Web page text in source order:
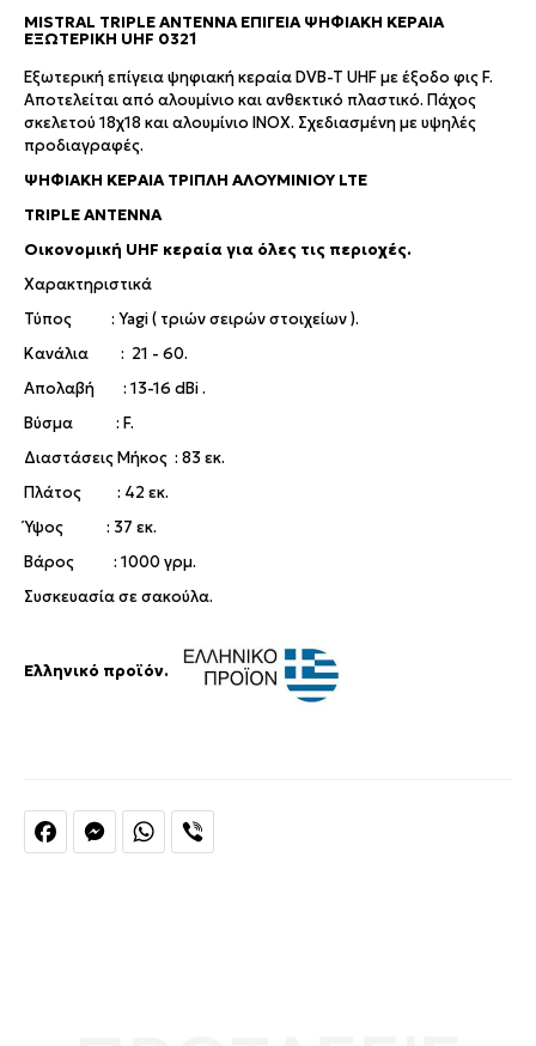
FacebookMessengerWhatsApp
MISTRAL TRIPLE ANTENNA ΕΠΊΓΕΙΑ ΨΗΦΙΑΚΉ ΚΕΡΑΊΑ
ΕΞΩΤΕΡΙΚΉ UHF 0321
Εξωτερική επίγεια ψηφιακή κεραία DVB-T UHF με έξοδο φις F.
Αποτελείται από αλουμίνιο και ανθεκτικό πλαστικό. Πάχος
σκελετού 18χ18 και αλουμίνιο INOX. Σχεδιασμένη με υψηλές
προδιαγραφές.
ΨΗΦΙΑΚΗ ΚΕΡΑΙΑ ΤΡΙΠΛΗ ΑΛΟΥΜΙΝΙΟΥ LTE
TRIPLE ANTENNA
Οικονομική UHF κεραία για όλες τις περιοχές.
Xαρακτηριστικά
Τύπος : Yagi ( τριών σειρών στοιχείων ).
Κανάλια : 21 - 60.
Απολαβή : 13-16 dBi .
Βύσμα : F.
Διαστάσεις Μήκος : 83 εκ.
Πλάτος : 42 εκ.
Ύψος : 37 εκ.
Bάρος : 1000 γρμ.
Συσκευασία σε σακούλα.
Ελληνικό προϊόν.